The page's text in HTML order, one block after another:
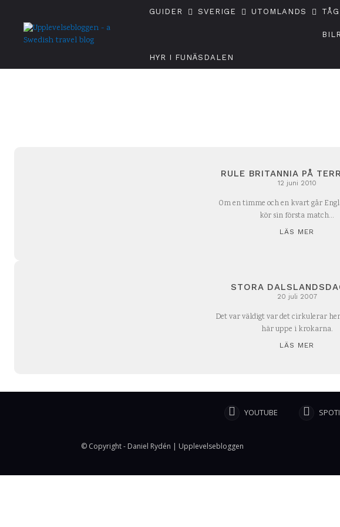
GUIDER SVERIGE UTOMLANDS
HYR I FUNÄSDALEN
RULE BRITANNIA PÅ
12 juni 2010
Om en timme och en kvart går
kör sin första match...
LÄS MER
STORA
20 juli 2007
Det var väldigt var det cirkulerar
här uppe i krokarna.
LÄS MER
YOUTUBE
© Copyright - Daniel Rydén | Upplevelsebloggen